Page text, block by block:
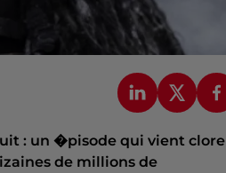
: un �pisode qui vient clore
de millions de